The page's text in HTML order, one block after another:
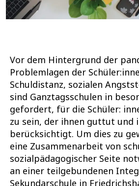
Vor dem Hintergrund der
Problemlagen der
Schuldistanz, sozialen
sind Ganztagsschulen in
gefordert, für die Schüler:
zu sein, der ihnen guttut und
berücksichtigt. Um dies zu
eine Zusammenarbeit von
sozialpädagogischer Seite
an einer teilgebundenen
Sekundarschule in